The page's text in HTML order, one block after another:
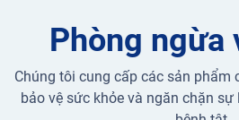
Phòng ngừa
Chúng tôi cung cấp các sản phẩm
bảo vệ sức khỏe và ngăn chặn